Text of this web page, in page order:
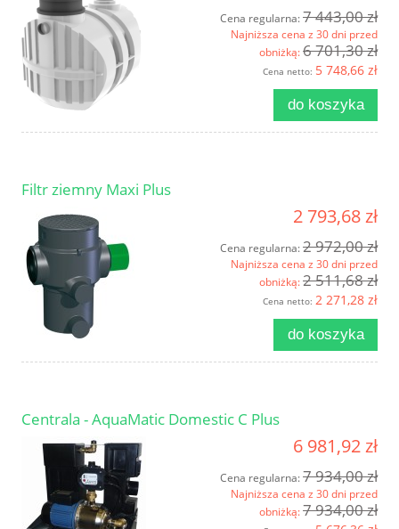
Cena regularna:7 443,00 zł
Najniższa cena z 30 dni przed
obniżką:6 701,30 zł
Cena netto: 5 748,66 zł
do koszyka
Filtr ziemny Maxi Plus
2 793,68 zł
Cena regularna:2 972,00 zł
Najniższa cena z 30 dni przed
obniżką:2 511,68 zł
Cena netto: 2 271,28 zł
do koszyka
Centrala - AquaMatic Domestic C Plus
6 981,92 zł
Cena regularna:7 934,00 zł
Najniższa cena z 30 dni przed
obniżką:7 934,00 zł